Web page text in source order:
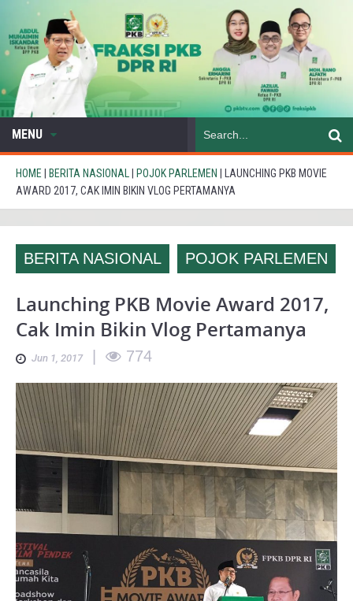
MENU
HOME BERITA NASIONAL POJOK PARLEMEN
LAUNCHING PKB MOVIE
AWARD 2017, CAK IMIN BIKIN VLOG PERTAMANYA
BERITA NASIONAL POJOK PARLEMEN
Launching PKB Movie Award 2017,
Cak Imin Bikin Vlog Pertamanya
Jun 1, 2017| 774